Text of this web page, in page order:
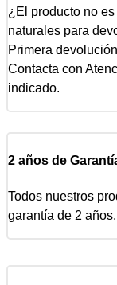
¿El producto no
naturales para
Primera
Contacta con
indicado.
2 años de
Todos nuestros
garantía de 2 años.